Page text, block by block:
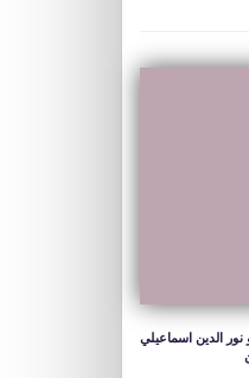
نور الدين اسماعيلي